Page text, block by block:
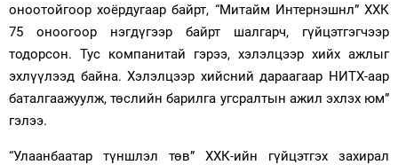
оноотойгоор хоёрдугаар байрт, “Митайм Интернэшнл” ХХК
75 оноогоор нэгдүгээр байрт шалгарч, гүйцэтгэгчээр
тодорсон. Тус компанитай гэрээ, хэлэлцээр хийх ажлыг
эхлүүлээд байна. Хэлэлцээр хийсний дараагаар НИТХ-аар
баталгаажуулж, төслийн барилга угсралтын ажил эхлэх юм”
гэлээ.
“Улаанбаатар түншлэл төв” ХХК-ийн гүйцэтгэх захирал